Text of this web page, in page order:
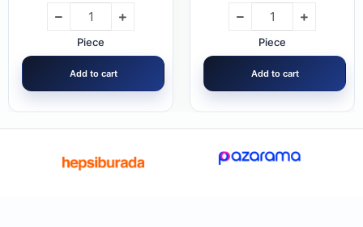
Piece
Add to cart
Piece
Add to cart